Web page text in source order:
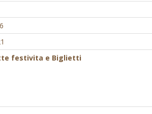
festivita e Biglietti